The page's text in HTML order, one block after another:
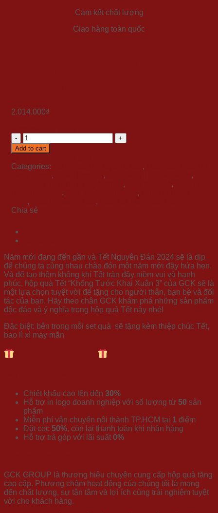
Cam kết chất lượng
Giao hàng toàn quốc
2.014.000₫
Set
quà
Tết
"Khổng
Tước
quantity
Add to cart
Categories:
,
, ,
,
, ,
, ,
, ,
Chia sẻ
Năm mới đang đến gần và Tết Nguyên Đán 2024 sẽ là dịp
để chúng ta cùng nhau chào đón một năm mới đầy hứa hẹn.
Và để tạo thêm không khí Tết tràn đầy niềm vui và hạnh
phúc, hộp quà Tết “Khổng Tước Khai Xuân 3” của GCK sẽ là
một lựa chọn tuyệt vời để tặng cho người thân, bạn bè và đối
tác của bạn. Hãy theo chân GCK khám phá những sản phẩm
độc đáo và ý nghĩa trong hộp quà Tết này nhé!
Đặc biệt: bên trong mỗi set quà sẽ tặng kèm thiệp chúc Tết,
bao lì xì may mắn
Chiết khấu cao lên đến 30%
Hỗ trợ in logo doanh nghiệp với số lượng từ 50 sản
phẩm
Miễn phí vận chuyển nội thành TP.HCM tại 1 điểm
Đặt cọc 50%, còn lại thanh toán khi nhận hàng
Hỗ trợ trả góp với lãi suất 0%
GCK GROUP là thương hiệu chuyên cung cấp hộp quà tặng
cao cấp. Phương châm hoạt động của chúng tôi là mang
đến chất lượng, sự tận tâm và lợi ích cùng trải nghiệm tuyệt
vời cho khách hàng.